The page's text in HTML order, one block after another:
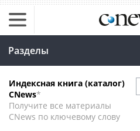
Разделы
Индексная книга (каталог)
CNews*
Получите все материалы
CNews по ключевому слову